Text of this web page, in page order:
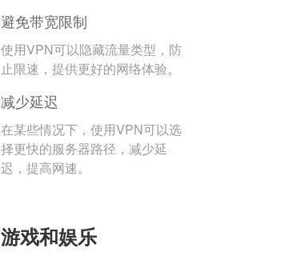
避免带宽限制
使用VPN可以隐藏流量类型，防
止限速，提供更好的网络体验。
减少延迟
在某些情况下，使用VPN可以选
择更快的服务器路径，减少延
迟，提高网速。
游戏和娱乐